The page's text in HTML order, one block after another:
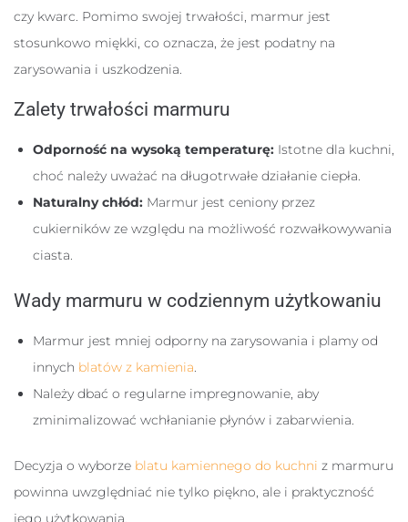
czy kwarc. Pomimo swojej trwałości, marmur jest
stosunkowo miękki, co oznacza, że jest podatny na
zarysowania i uszkodzenia.
Zalety trwałości marmuru
Odporność na wysoką temperaturę: Istotne dla kuchni,
choć należy uważać na długotrwałe działanie ciepła.
Naturalny chłód: Marmur jest ceniony przez
cukierników ze względu na możliwość rozwałkowywania
ciasta.
Wady marmuru w codziennym użytkowaniu
Marmur jest mniej odporny na zarysowania i plamy od
innych blatów z kamienia.
Należy dbać o regularne impregnowanie, aby
zminimalizować wchłanianie płynów i zabarwienia.
Decyzja o wyborze blatu kamiennego do kuchni z marmuru
powinna uwzględniać nie tylko piękno, ale i praktyczność
jego użytkowania.